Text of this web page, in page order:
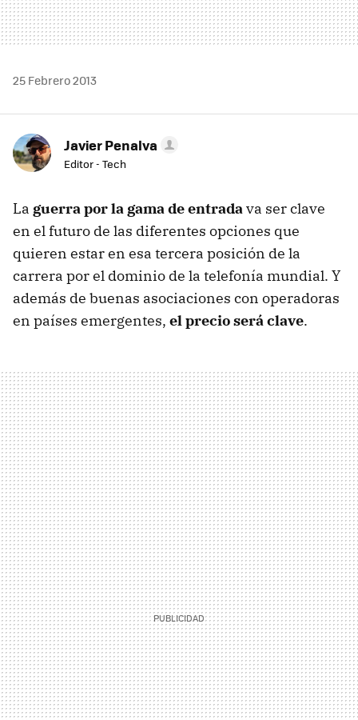
25 Febrero 2013
Javier Penalva
Editor - Tech
La guerra por la gama de entradava ser clave
en el futuro de las diferentes opciones que
quieren estar en esa tercera posición de la
carrera por el dominio de la telefonía mundial. Y
además de buenas asociaciones con operadoras
en países emergentes, el precio será clave.